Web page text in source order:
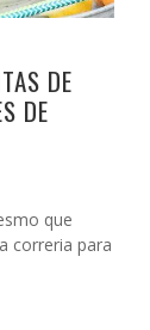
DE
DE
que
correria para